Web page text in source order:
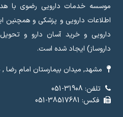
موسسه خدمات دارویی رضوی با
اطلاعات دارویی و پزشکی و
دارویی و خرید آسان دارو و
داروساز) ایجاد شده است.
مشهد, میدان بیمارستان امام رضا ,
تلفن: 31908-051
فکس: 38517681-051